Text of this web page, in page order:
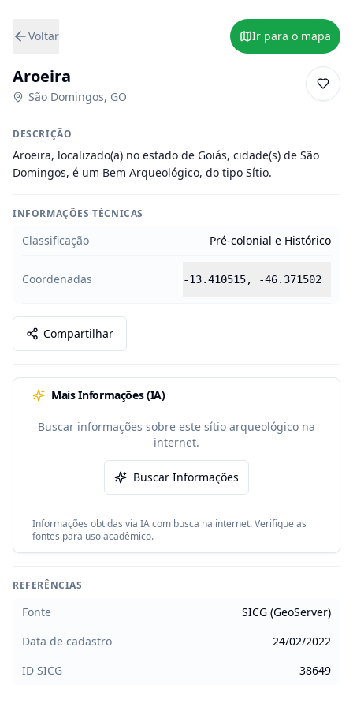
Voltar Ir para o mapa
Aroeira
São Domingos, GO
DESCRIÇÃO
Aroeira, localizado(a) no estado de Goiás, cidade(s) de São
Domingos, é um Bem Arqueológico, do tipo Sítio.
INFORMAÇÕES TÉCNICAS
Classificação Pré-colonial e Histórico
Coordenadas -13.410515, -46.371502
Compartilhar
Mais Informações (IA)
Buscar informações sobre este sítio arqueológico na
internet.
Buscar Informações
Informações obtidas via IA com busca na internet. Verifique as
fontes para uso acadêmico.
REFERÊNCIAS
Fonte
SICG (GeoServer)
Data de cadastro
24/02/2022
ID SICG
38649